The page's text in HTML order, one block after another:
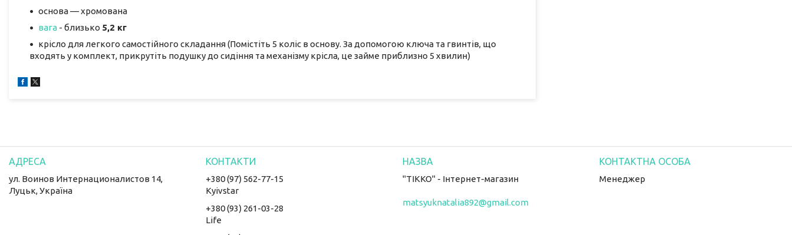
основа — хромована
вага - близько 5,2 кг
крісло для легкого самостійного складання (Помістіть 5 коліс в основу. За допомогою ключа та гвинтів, що
входять у комплект, прикрутіть подушку до сидіння та механізму крісла, це займе приблизно 5 хвилин)
ул. Воинов Интернационалистов 14,
Луцьк, Україна
+380 (97) 562-77-15
Kyivstar
+380 (93) 261-03-28
Life
"ТІККО" - Інтернет-магазин
matsyuknatalia892@gmail.com
Менеджер